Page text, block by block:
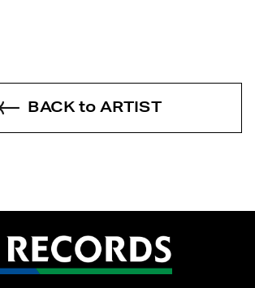
BACK to ARTIST